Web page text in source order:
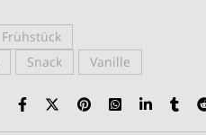
Frühstück
Snack Vanille